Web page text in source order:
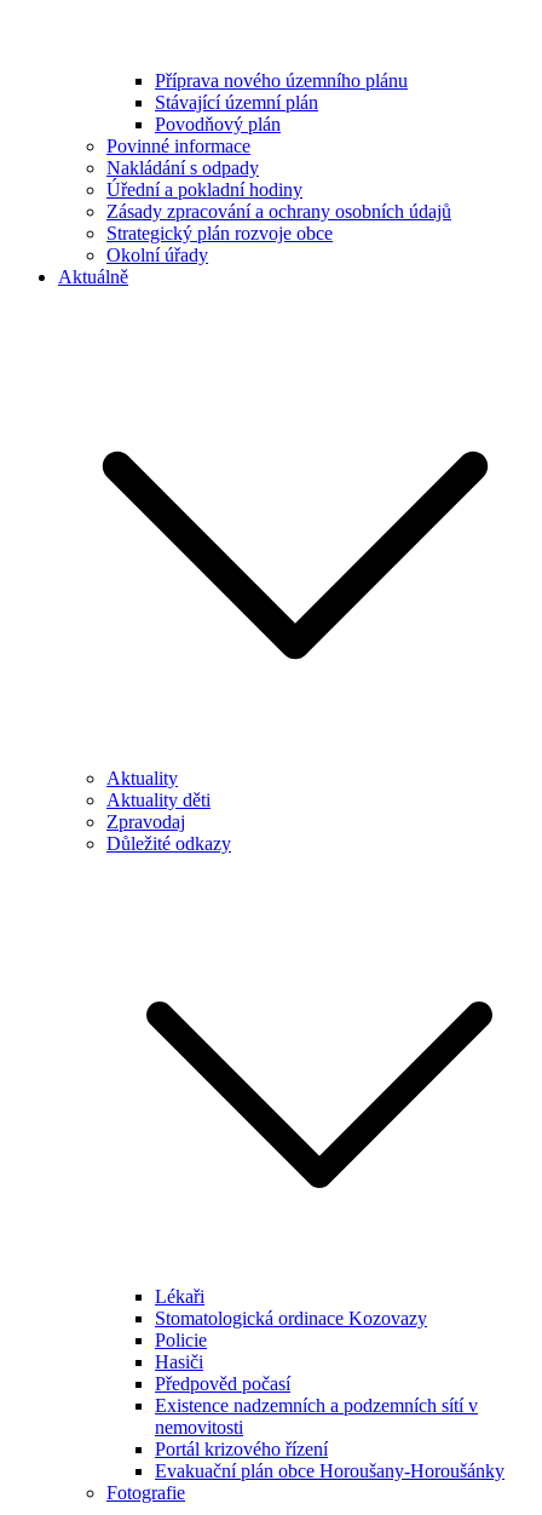
Příprava nového územního plánu
Stávající územní plán
Povodňový plán
Povinné informace
Nakládání s odpady
Úřední a pokladní hodiny
Zásady zpracování a ochrany osobních údajů
Strategický plán rozvoje obce
Okolní úřady
Aktuálně
Aktuality
Aktuality děti
Zpravodaj
Důležité odkazy
Lékaři
Stomatologická ordinace Kozovazy
Policie
Hasiči
Předpověd počasí
Existence nadzemních a podzemních sítí v
nemovitosti
Portál krizového řízení
Evakuační plán obce Horoušany-Horoušánky
Fotografie